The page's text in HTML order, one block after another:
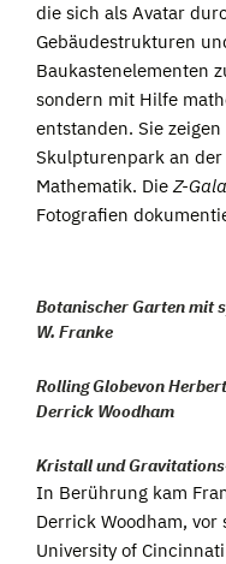
die sich als Avatar
Gebäudestrukturen
Baukastenelementen
sondern mit Hilfe
entstanden. Sie
Skulpturenpark an
Mathematik. DieZ-
Fotografien
Botanischer Garten mit
W. Franke
Rolling Globevon
Derrick Woodham
Kristall und
In Berührung kam
Derrick Woodham,
University of